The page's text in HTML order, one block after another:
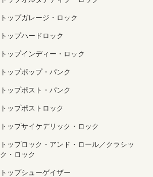
トップガレージ・ロック
トップハードロック
トップインディー・ロック
トップポップ・パンク
トップポスト・パンク
トップポストロック
トップサイケデリック・ロック
トップロック・アンド・ロール／クラシッ
ク・ロック
トップシューゲイザー